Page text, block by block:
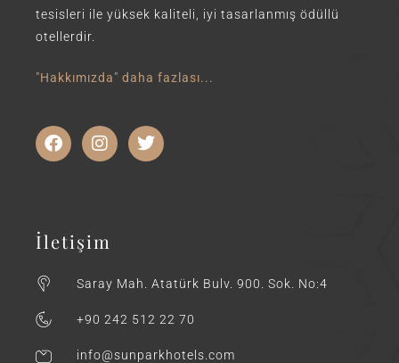
tesisleri ile yüksek kaliteli, iyi tasarlanmış ödüllü
otellerdir.
"Hakkımızda" daha fazlası...
İletişim
Saray Mah. Atatürk Bulv. 900. Sok. No:4
+90 242 512 22 70
info@sunparkhotels.com